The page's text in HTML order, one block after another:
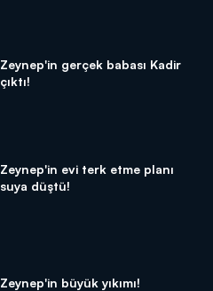
Zeynep'in gerçek babası Kadir
çıktı!
Zeynep'in evi terk etme planı
suya düştü!
Zeynep'in büyük yıkımı!